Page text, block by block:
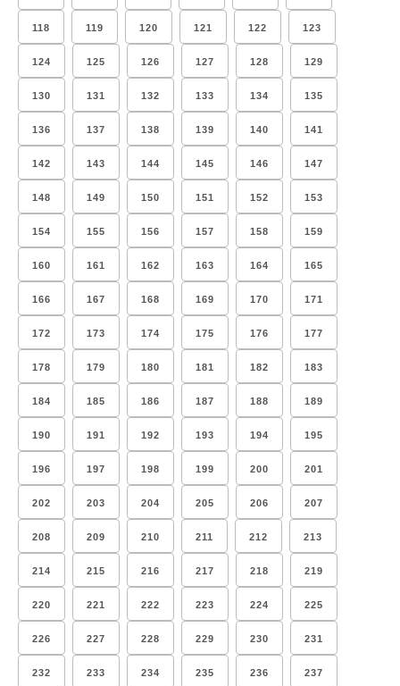
118 119 120 121 122 123
124 125 126 127 128 129
130 131 132 133 134 135
136 137 138 139 140 141
142 143 144 145 146 147
148 149 150 151 152 153
154 155 156 157 158 159
160 161 162 163 164 165
166 167 168 169 170 171
172 173 174 175 176 177
178 179 180 181 182 183
184 185 186 187 188 189
190 191 192 193 194 195
196 197 198 199 200 201
202 203 204 205 206 207
208 209 210 211 212 213
214 215 216 217 218 219
220 221 222 223 224 225
226 227 228 229 230 231
232 233 234 235 236 237